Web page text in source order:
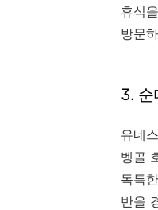
휴식
방문
3. 순
유네
벵골
독특
반을